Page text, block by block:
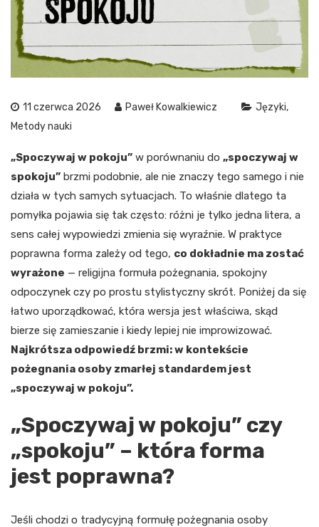
11 czerwca 2026 Paweł Kowalkiewicz
Języki
Metody nauki
„Spoczywaj w pokoju” w porównaniu do „spoczywaj w
spokoju” brzmi podobnie, ale nie znaczy tego samego i nie
działa w tych samych sytuacjach. To właśnie dlatego ta
pomyłka pojawia się tak często: różni je tylko jedna litera, a
sens całej wypowiedzi zmienia się wyraźnie. W praktyce
poprawna forma zależy od tego, co dokładnie ma zostać
wyrażone — religijna formuła pożegnania, spokojny
odpoczynek czy po prostu stylistyczny skrót. Poniżej da się
łatwo uporządkować, która wersja jest właściwa, skąd
bierze się zamieszanie i kiedy lepiej nie improwizować.
Najkrótsza odpowiedź brzmi: w kontekście
pożegnania osoby zmarłej standardem jest
„spoczywaj w pokoju”.
„Spoczywaj w pokoju” czy
„spokoju” – która forma
jest poprawna?
Jeśli chodzi o tradycyjną formułę pożegnania osoby